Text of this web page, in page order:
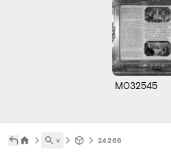
M032545
˅ 24266